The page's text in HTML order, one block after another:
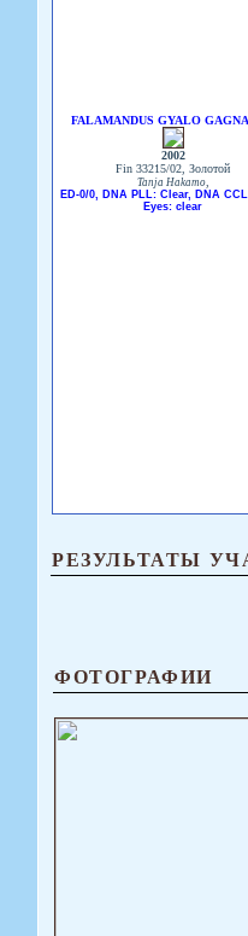
FALAMANDUS GYALO
2002
Fin 33215/02, Золотой
Tanja Hakamo
ED-0/0, DNA PLL: Clear, DNA
Eyes: clear
РЕЗУЛЬТАТЫ
ФОТОГРАФИИ